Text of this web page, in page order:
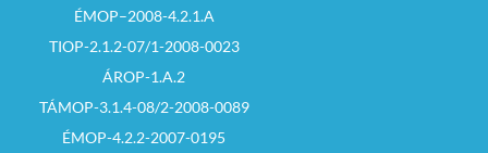
ÉMOP–2008-4.2.1.A
TIOP-2.1.2-07/1-2008-0023
ÁROP-1.A.2
TÁMOP-3.1.4-08/2-2008-0089
ÉMOP-4.2.2-2007-0195